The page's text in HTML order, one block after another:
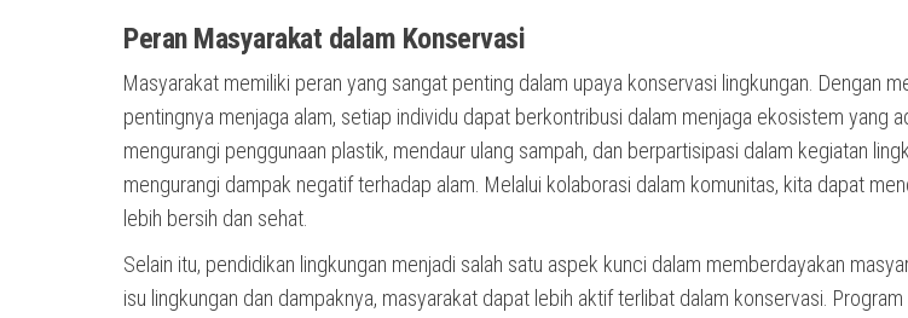
Peran Masyarakat dalam Konservasi
Masyarakat memiliki peran yang sangat penting dalam upaya konservasi lingkungan. Dengan
pentingnya menjaga alam, setiap individu dapat berkontribusi dalam menjaga ekosistem yang
mengurangi penggunaan plastik, mendaur ulang sampah, dan berpartisipasi dalam kegiatan
mengurangi dampak negatif terhadap alam. Melalui kolaborasi dalam komunitas, kita dapat
lebih bersih dan sehat.
Selain itu, pendidikan lingkungan menjadi salah satu aspek kunci dalam memberdayakan
isu lingkungan dan dampaknya, masyarakat dapat lebih aktif terlibat dalam konservasi.